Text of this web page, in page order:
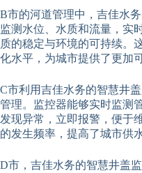
B市的河道管理中，吉佳水
监测水位、水质和流量，实
质的稳定与环境的可持续。
化水平，为城市提供了更加
C市利用吉佳水务的智慧井
管理。监控器能够实时监测
发现异常，立即报警，便于
的发生频率，提高了城市供
D市，吉佳水务的智慧井盖